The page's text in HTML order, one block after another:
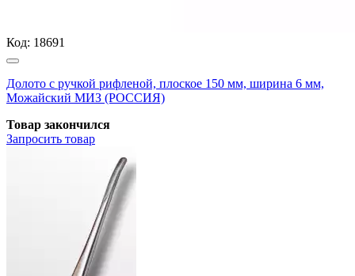
Код: 18691
Долото с ручкой рифленой, плоское 150 мм, ширина 6 мм,
Можайский МИЗ (РОССИЯ)
Товар закончился
Запросить товар